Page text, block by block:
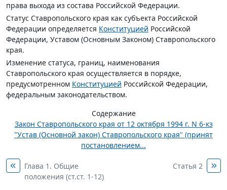
права выхода из состава Российской Федерации.
Статус Ставропольского края как субъекта Российской
Федерации определяется Конституцией Российской
Федерации, Уставом (Основным Законом) Ставропольского
края.
Изменение статуса, границ, наименования
Ставропольского края осуществляется в порядке,
предусмотренном Конституцией Российской Федерации,
федеральным законодательством.
Содержание
Закон Ставропольского края от 12 октября 1994 г. N 6-кз
"Устав (Основной закон) Ставропольского края" (принят
постановлением...
Глава 1. Общие
положения (ст.ст. 1-12)
Статья 2